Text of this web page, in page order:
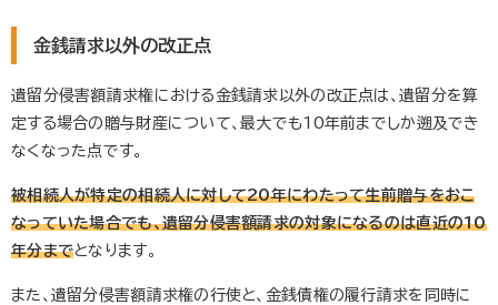
金銭請求以外の改正点
遺留分侵害額請求権における金銭請求以外の改正点は、遺留分を算
定する場合の贈与財産について、最大でも10年前までしか遡及でき
なくなった点です。
被相続人が特定の相続人に対して20年にわたって生前贈与をおこ
なっていた場合でも、遺留分侵害額請求の対象になるのは直近の10
年分までとなります。
また、遺留分侵害額請求権の行使と、金銭債権の履行請求を同時に